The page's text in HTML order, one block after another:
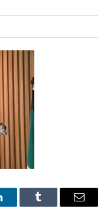
Tumblr
E-